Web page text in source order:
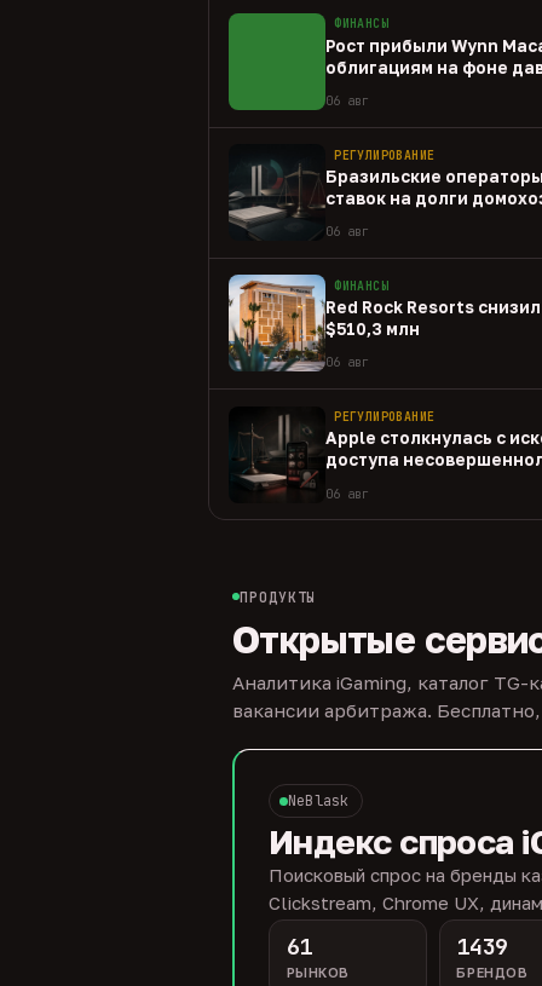
ФИНАНСЫ
Рост прибыли Wynn
облигациям на фоне
06 авг
РЕГУЛИРОВАНИЕ
Бразильские
ставок на долги
06 авг
ФИНАНСЫ
Red Rock Resorts
$510,3 млн
06 авг
РЕГУЛИРОВАНИЕ
Apple столкнулась с
доступа
06 авг
ПРОДУКТЫ
Открытые
Аналитика iGaming, каталог
вакансии арбитража.
NeBlask
Индекс спроса
Поисковый спрос на бренды
Clickstream, Chrome UX,
61
РЫНКОВ
1439
БРЕНДОВ